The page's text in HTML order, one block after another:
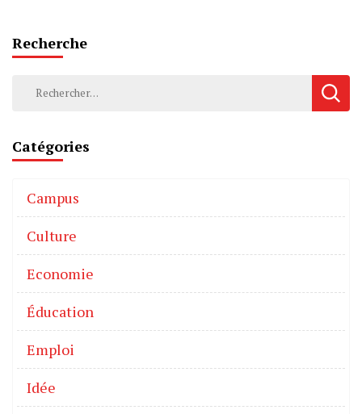
Recherche
Catégories
Campus
Culture
Economie
Éducation
Emploi
Idée